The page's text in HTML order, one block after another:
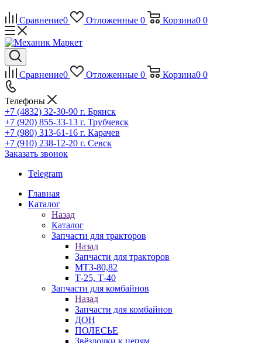
Сравнение0 Отложенные 0 Корзина0 0
Сравнение0 Отложенные 0 Корзина0 0
Телефоны
+7 (4832) 32-30-90 г. Брянск
+7 (920) 855-33-13 г. Трубчевск
+7 (980) 313-61-16 г. Карачев
+7 (910) 238-12-20 г. Севск
Заказать звонок
Telegram
Главная
Каталог
Назад
Каталог
Запчасти для тракторов
Назад
Запчасти для тракторов
МТЗ-80,82
Т-25, Т-40
Запчасти для комбайнов
Назад
Запчасти для комбайнов
ДОН
ПОЛЕСЬЕ
Звёздочки к цепям